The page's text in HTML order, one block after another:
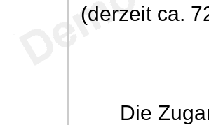
(derzeit ca.
Die